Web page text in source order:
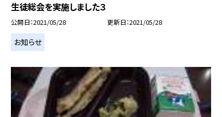
生徒総会を実施しました３
公開日 2021/05/28 更新日 2021/05/28
お知らせ